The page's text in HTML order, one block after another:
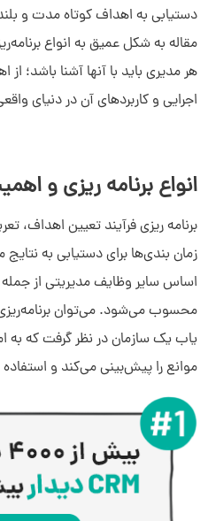
برنامه ریزی عملیاتی
برنامه ریزی مالی
برنامه ریزی رشد
برنامه‌ریزی نوآورانه
دستیابی به اهداف کوتاه ‌مدت و
مقاله به شکل عمیق به انواع
هر مدیری باید با آنها آشنا باشد؛
اجرایی و کاربردهای آن در دنیای
انواع برنامه ریزی و
برنامه ‌ریزی فرآیند تعیین اهداف،
زمان ‌بندی‌ها برای دستیابی به
اساس سایر وظایف مدیریتی از جمله
محسوب می‌شود. می‌توان
‌یاب یک سازمان در نظر گرفت که
موانع را پیش‌بینی می‌کند و استفاده